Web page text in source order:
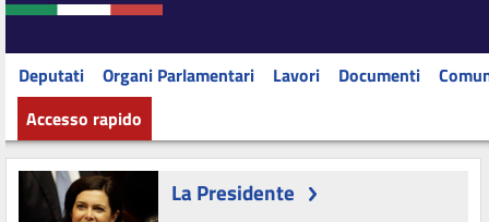
Deputati Organi Parlamentari Lavori Documenti
Accesso rapido
La Presidente